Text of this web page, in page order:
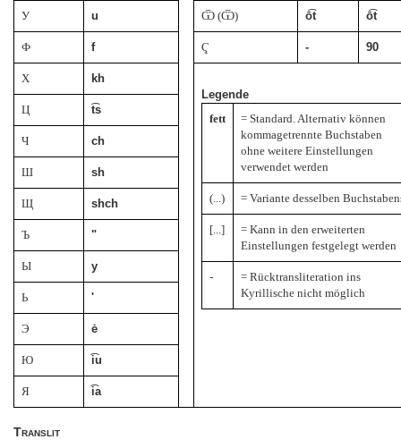
У u Ѿ (Ѿ) ō͡t ō͡t
Ф f Ҁ - 90
Х
kh
Legende
fett
= Standard. Alternativ können
kommagetrennte Buchstaben
ohne weitere Einstellungen
verwendet werden
(...) = Variante desselben
[...]
= Kann in den erweiterten
Einstellungen festgelegt werden
-
= Rücktransliteration ins
Kyrillische nicht möglich
Ц t͡s
Ч ch
Ш sh
Щ shch
Ъ "
Ы y
Ь '
Э ė
Ю i͡u
Я i͡a
Translit